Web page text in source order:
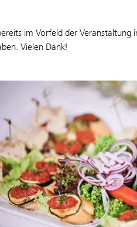
im Vorfeld der Veranstaltung
Vielen Dank!